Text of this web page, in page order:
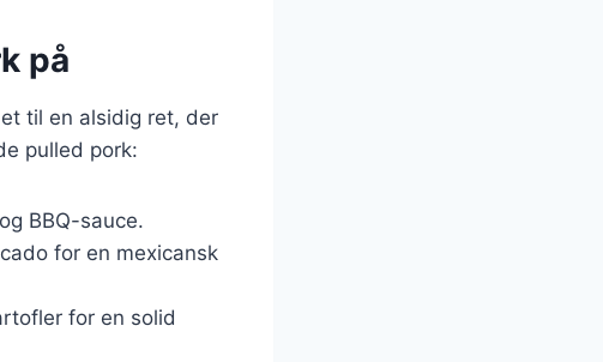
på
til en alsidig ret, der
pulled pork:
BBQ-sauce.
for en mexicansk
for en solid